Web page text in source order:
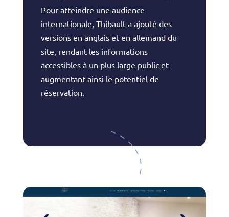
Pour atteindre une audience
internationale, Thibault a ajouté des
versions en anglais et en allemand du
site, rendant les informations
accessibles à un plus large public et
augmentant ainsi le potentiel de
réservation.